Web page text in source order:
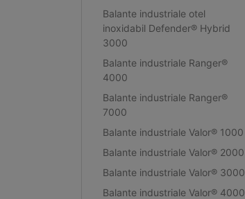
Balante industriale otel
inoxidabil Defender® Hybrid
3000
Balante industriale Ranger®
4000
Balante industriale Ranger®
7000
Balante industriale Valor® 1000
Balante industriale Valor® 2000
Balante industriale Valor® 3000
Balante industriale Valor® 4000